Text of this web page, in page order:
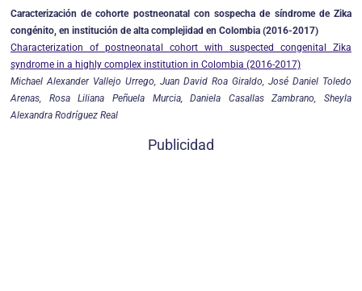
Caracterización de cohorte postneonatal con sospecha de síndrome de Zika
congénito, en institución de alta complejidad en Colombia (2016-2017)
Characterization of postneonatal cohort with suspected congenital Zika
syndrome in a highly complex institution in Colombia (2016-2017)
Michael Alexander Vallejo Urrego, Juan David Roa Giraldo, José Daniel Toledo
Arenas, Rosa Liliana Peñuela Murcia, Daniela Casallas Zambrano, Sheyla
Alexandra Rodríguez Real
Publicidad